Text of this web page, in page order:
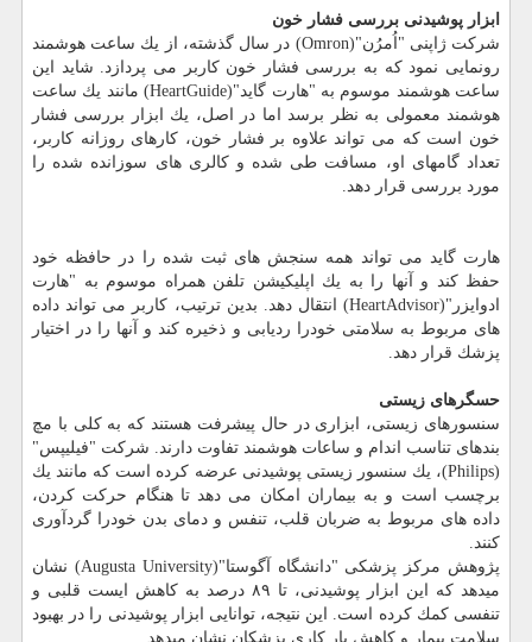
ابزار پوشیدنی بررسی فشار خون
شركت ژاپنی "اُمرُن"(Omron) در سال گذشته، از یك ساعت هوشمند
رونمایی نمود كه به بررسی فشار خون كاربر می پردازد. شاید این
ساعت هوشمند موسوم به "هارت گاید"(HeartGuide) مانند یك ساعت
هوشمند معمولی به نظر برسد اما در اصل، یك ابزار بررسی فشار
خون است كه می تواند علاوه بر فشار خون، كارهای روزانه كاربر،
تعداد گامهای او، مسافت طی شده و كالری های سوزانده شده را
مورد بررسی قرار دهد.
هارت گاید می تواند همه سنجش های ثبت شده را در حافظه خود
حفظ كند و آنها را به یك اپلیكیشن تلفن همراه موسوم به "هارت
ادوایزر"(HeartAdvisor) انتقال دهد. بدین ترتیب، كاربر می تواند داده
های مربوط به سلامتی خودرا ردیابی و ذخیره كند و آنها را در اختیار
پزشك قرار دهد.
حسگرهای زیستی
سنسورهای زیستی، ابزاری در حال پیشرفت هستند كه به كلی با مچ
بندهای تناسب اندام و ساعات هوشمند تفاوت دارند. شركت "فیلیپس"
(Philips)، یك سنسور زیستی پوشیدنی عرضه كرده است كه مانند یك
برچسب است و به بیماران امكان می دهد تا هنگام حركت كردن،
داده های مربوط به ضربان قلب، تنفس و دمای بدن خودرا گردآوری
كنند.
پژوهش مركز پزشكی "دانشگاه آگوستا"(Augusta University) نشان
میدهد كه این ابزار پوشیدنی، تا ۸۹ درصد به كاهش ایست قلبی و
تنفسی كمك كرده است. این نتیجه، توانایی ابزار پوشیدنی را در بهبود
سلامت بیمار و كاهش بار كاری پزشكان نشان میدهد.